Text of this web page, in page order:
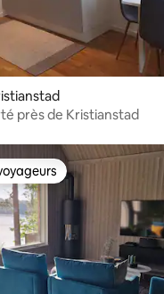
près de Kristianstad
parmi les plus aimés